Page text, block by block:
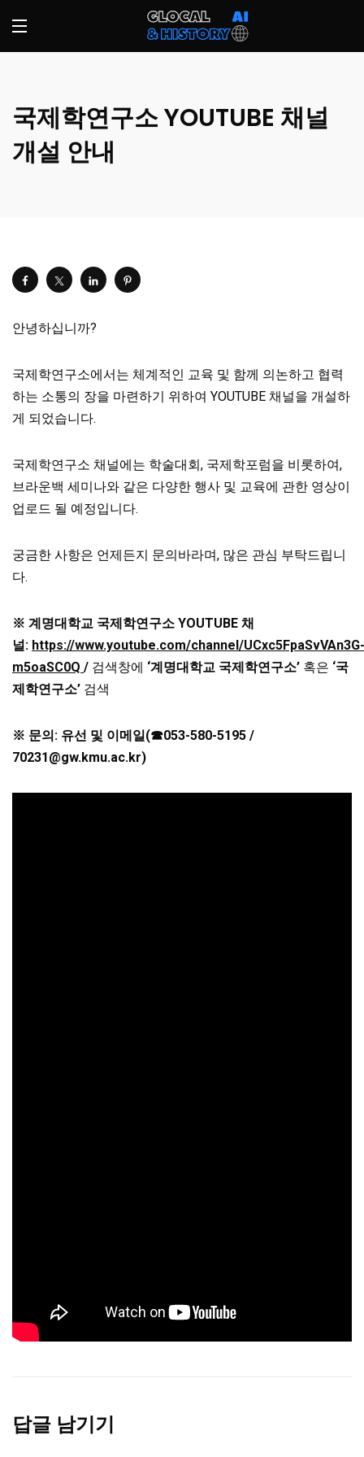
국제학연구소 YOUTUBE 채널
개설 안내
안녕하십니까?
국제학연구소에서는 체계적인 교육 및 함께 의논하고 협력
하는 소통의 장을 마련하기 위하여 YOUTUBE 채널을 개설하
게 되었습니다.
국제학연구소 채널에는 학술대회, 국제학포럼을 비롯하여,
브라운백 세미나와 같은 다양한 행사 및 교육에 관한 영상이
업로드 될 예정입니다.
궁금한 사항은 언제든지 문의바라며, 많은 관심 부탁드립니
다.
※ 계명대학교 국제학연구소 YOUTUBE 채
널: https://www.youtube.com/channel/UCxc5FpaSvVAn3G-
m5oaSC0Q / 검색창에 ‘계명대학교 국제학연구소’ 혹은 ‘국
제학연구소’ 검색
※ 문의: 유선 및 이메일(☎053-580-5195 /
70231@gw.kmu.ac.kr)
답글 남기기